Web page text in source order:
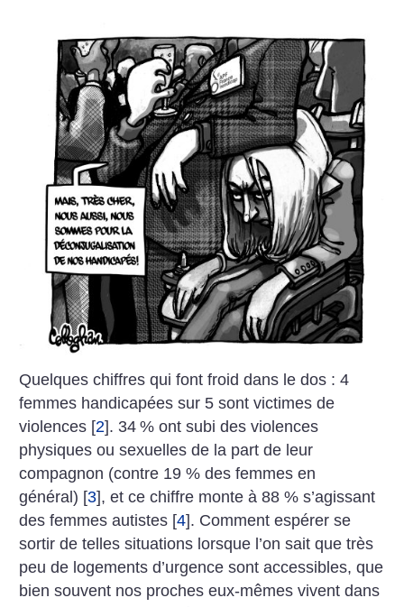
Quelques chiffres qui font froid dans le dos : 4
femmes handicapées sur 5 sont victimes de
violences [2]. 34 % ont subi des violences
physiques ou sexuelles de la part de leur
compagnon (contre 19 % des femmes en
général) [3], et ce chiffre monte à 88 % s’agissant
des femmes autistes [4]. Comment espérer se
sortir de telles situations lorsque l’on sait que très
peu de logements d’urgence sont accessibles, que
bien souvent nos proches eux-mêmes vivent dans